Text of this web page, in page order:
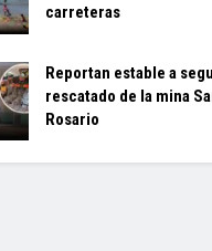
carreteras
Reportan estable a
rescatado de la mina
Rosario